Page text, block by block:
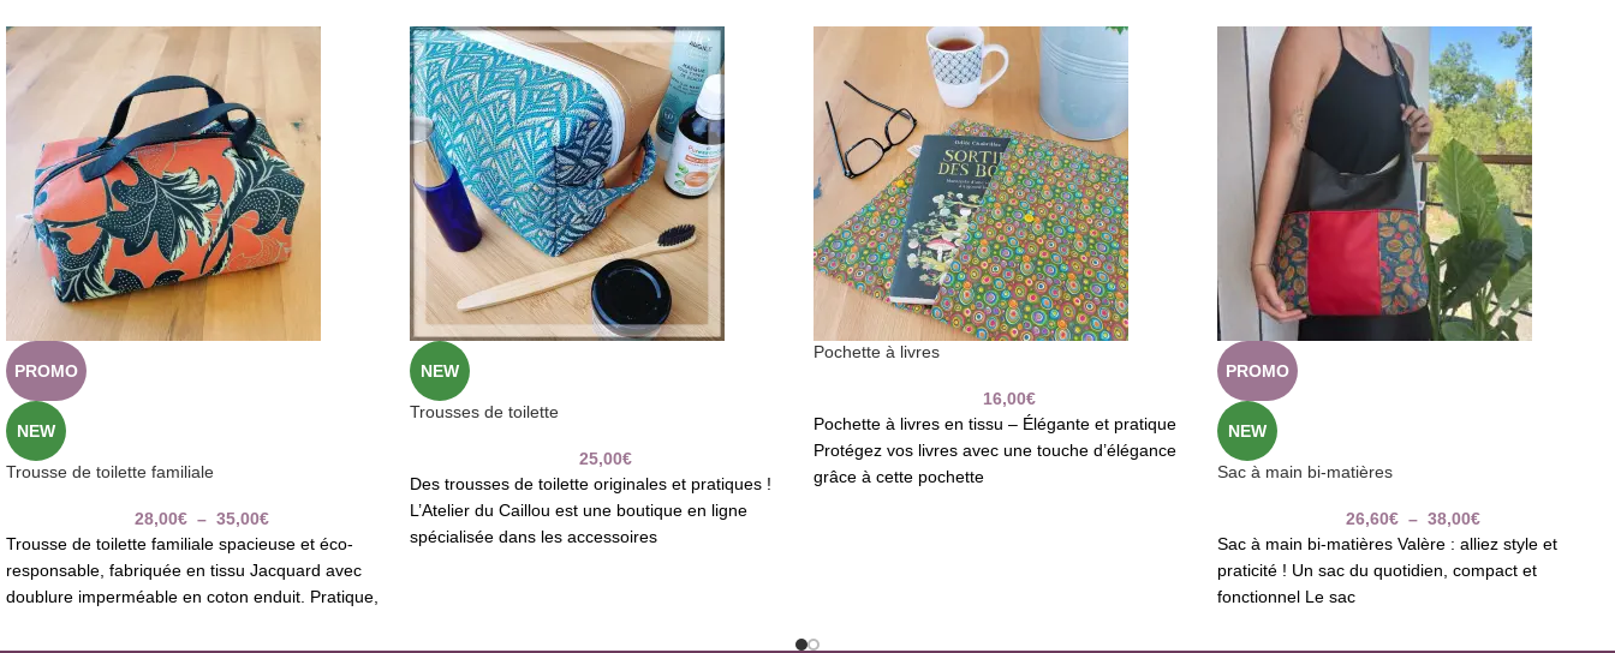
PROMO
NEW
Trousse de toilette familiale
28,00€ – 35,00€
Trousse de toilette familiale spacieuse et éco-
responsable, fabriquée en tissu Jacquard avec
doublure imperméable en coton enduit. Pratique,
NEW
Trousses de toilette
25,00€
Des trousses de toilette originales et pratiques !
L’Atelier du Caillou est une boutique en ligne
spécialisée dans les accessoires
Pochette à livres
16,00€
Pochette à livres en tissu – Élégante et pratique
Protégez vos livres avec une touche d’élégance
grâce à cette pochette
PROMO
NEW
Sac à main bi-matières
26,60€ – 38,00€
Sac à main bi-matières Valère : alliez style et
praticité ! Un sac du quotidien, compact et
fonctionnel Le sac